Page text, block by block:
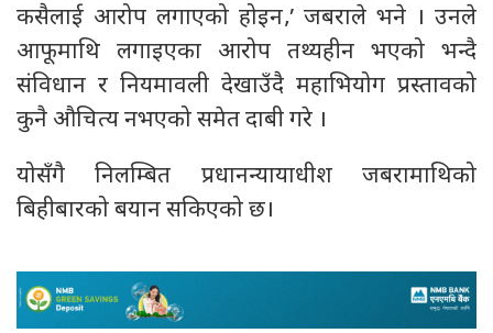
कसैलाई आरोप लगाएको होइन‚’ जबराले भने । उनले
आफूमाथि लगाइएका आरोप तथ्यहीन भएको भन्दै
संविधान र नियमावली देखाउँदै महाभियोग प्रस्तावको
कुनै औचित्य नभएको समेत दाबी गरे ।
योसँगै निलम्बित प्रधानन्यायाधीश जबरामाथिको
बिहीबारको बयान सकिएको छ।